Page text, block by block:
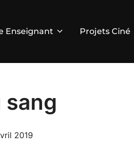
Enseignant Projets Ciné
sang
2019